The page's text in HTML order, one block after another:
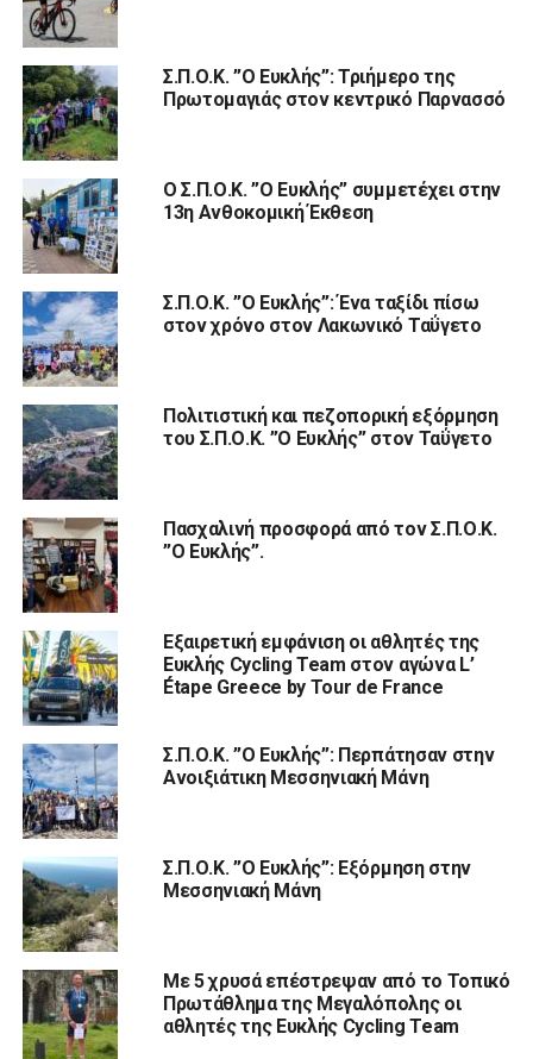
Σ.Π.Ο.Κ. ”Ο Ευκλής”: Τριήμερο της
Πρωτομαγιάς στον κεντρικό Παρνασσό
Ο Σ.Π.Ο.Κ. ”Ο Ευκλής” συμμετέχει στην
13η Ανθοκομική Έκθεση
Σ.Π.Ο.Κ. ”Ο Ευκλής”: Ένα ταξίδι πίσω
στον χρόνο στον Λακωνικό Ταΰγετο
Πολιτιστική και πεζοπορική εξόρμηση
του Σ.Π.Ο.Κ. ”Ο Ευκλής” στον Ταΰγετο
Πασχαλινή προσφορά από τον Σ.Π.Ο.Κ.
”Ο Ευκλής”.
Εξαιρετική εμφάνιση οι αθλητές της
Ευκλής Cycling Team στον αγώνα L’
Étape Greece by Tour de France
Σ.Π.Ο.Κ. ”Ο Ευκλής”: Περπάτησαν στην
Ανοιξιάτικη Μεσσηνιακή Μάνη
Σ.Π.Ο.Κ. ”Ο Ευκλής”: Εξόρμηση στην
Μεσσηνιακή Μάνη
Με 5 χρυσά επέστρεψαν από το Τοπικό
Πρωτάθλημα της Μεγαλόπολης οι
αθλητές της Ευκλής Cycling Team